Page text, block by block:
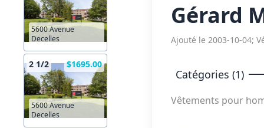
5600 Avenue
Decelles
2 1/2 $1695.00
5600 Avenue
Decelles
Gérard
Ajouté le 2003-10-04;
Catégories (1)
Vêtements pour